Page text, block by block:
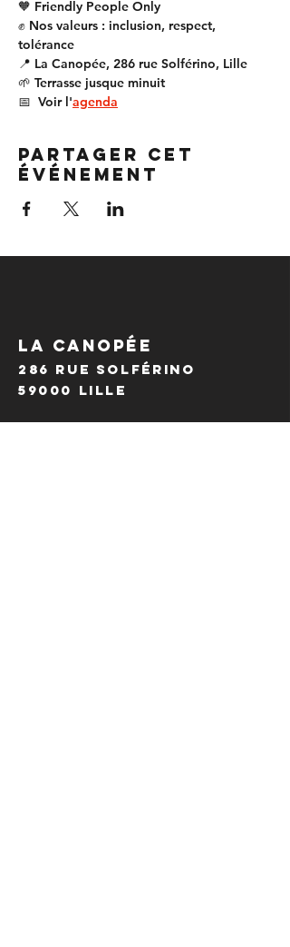
🧡 Friendly People Only
✊ Nos valeurs : inclusion, respect,
tolérance
📍 La Canopée, 286 rue Solférino, Lille
🌱 Terrasse jusque minuit
📅  Voir l'agenda
Partager cet
événement
LA CANOPÉE
286 Rue Solférino
59000 Lille